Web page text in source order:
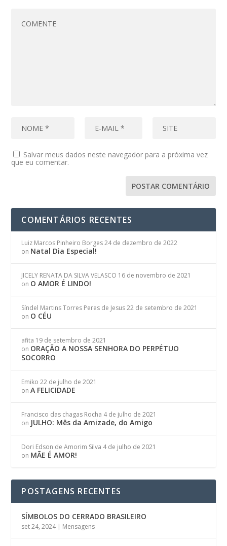
Salvar meus dados neste navegador para a próxima vez
que eu comentar.
COMENTÁRIOS RECENTES
Luiz Marcos Pinheiro Borges 24 de dezembro de 2022
on Natal Dia Especial!
JICELY RENATA DA SILVA VELASCO 16 de novembro de 2021
on O AMOR É LINDO!
Síndel Martins Torres Peres de Jesus 22 de setembro de 2021
on O CÉU
afita 19 de setembro de 2021
on ORAÇÃO A NOSSA SENHORA DO PERPÉTUO
SOCORRO
Emiko 22 de julho de 2021
onA FELICIDADE
Francisco das chagas Rocha 4 de julho de 2021
on JULHO: Mês da Amizade, do Amigo
Dori Edson de Amorim Silva 4 de julho de 2021
on MÃE É AMOR!
POSTAGENS RECENTES
SÍMBOLOS DO CERRADO BRASILEIRO
set 24, 2024| Mensagens